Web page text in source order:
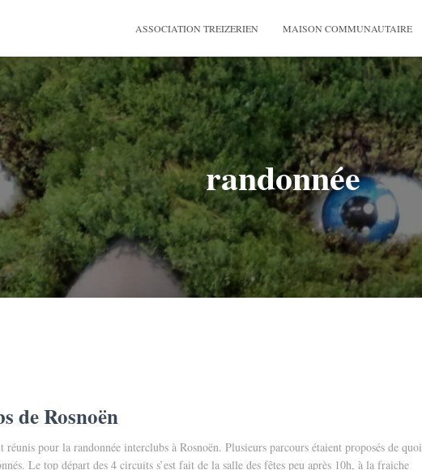
ASSOCIATION TREIZERIEN MAISON COMMUNAUTAIRE
randonnée
de Rosnoën
pour la randonnée interclubs à Rosnoën. Plusieurs parcours étaient proposés de quoi
Le top départ des 4 circuits s’est fait de la salle des fêtes peu après 10h, à la fraiche